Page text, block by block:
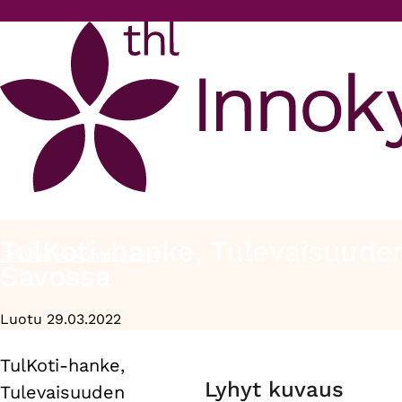
Luotu 29.03.2022
Primary
TulKoti-hanke,
Tulevaisuuden
Lyhyt kuvaus